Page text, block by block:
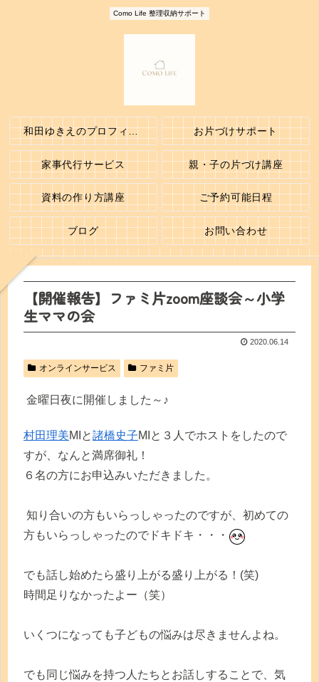
Como Life 整理収納サポート
和田ゆきえのプロフィール お片づけサポート
家事代行サービス 親・子の片づけ講座
資料の作り方講座 ご予約可能日程
ブログ お問い合わせ
【開催報告】ファミ片zoom座談会～小学
生ママの会
2020.06.14
オンラインサービス ファミ片
金曜日夜に開催しました～♪
村田理美MIと諸橋史子MIと３人でホストをしたので
すが、なんと満席御礼！
６名の方にお申込みいただきました。
知り合いの方もいらっしゃったのですが、初めての
方もいらっしゃったのでドキドキ・・・
でも話し始めたら盛り上がる盛り上がる！(笑)
時間足りなかったよー（笑）
いくつになっても子どもの悩みは尽きませんよね。
でも同じ悩みを持つ人たちとお話しすることで、気